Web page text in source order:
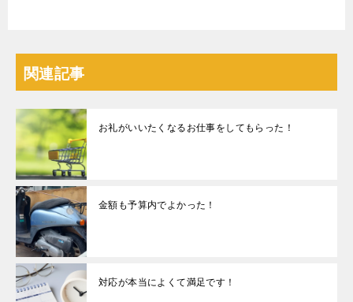
関連記事
お礼がいいたくなるお仕事をしてもらった！
金額も予算内でよかった！
対応が本当によくて満足です！